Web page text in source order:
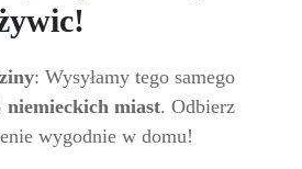
: Wysyłamy tego samego
niemieckich miast. Odbierz
wygodnie w domu!